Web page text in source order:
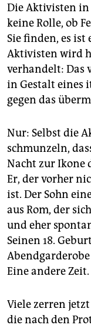
Die Aktivisten in
keine Rolle, ob
Sie finden, es ist
Aktivisten wird
verhandelt: Das
in Gestalt eines
gegen das
Nur: Selbst die
schmunzeln,
Nacht zur Ikone
Er, der vorher
ist. Der Sohn
aus Rom, der
und eher
Seinen 18.
Eine andere Zeit.
Viele zerren
die nach den